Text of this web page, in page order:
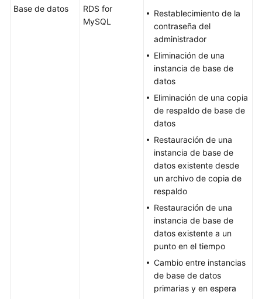
Base de datos
RDS for
MySQL
Restablecimiento de la
contraseña del
administrador
Eliminación de una
instancia de base de
datos
Eliminación de una copia
de respaldo de base de
datos
Restauración de una
instancia de base de
datos existente desde
un archivo de copia de
respaldo
Restauración de una
instancia de base de
datos existente a un
punto en el tiempo
Cambio entre instancias
de base de datos
primarias y en espera